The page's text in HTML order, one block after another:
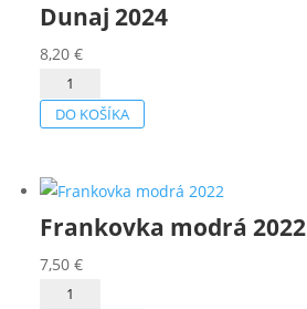
Dunaj 2024
8,20€
množstvo
Dunaj
DO KOŠÍKA
Frankovka modrá 2022
7,50€
množstvo